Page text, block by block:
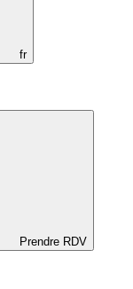
fr
Prendre RDV